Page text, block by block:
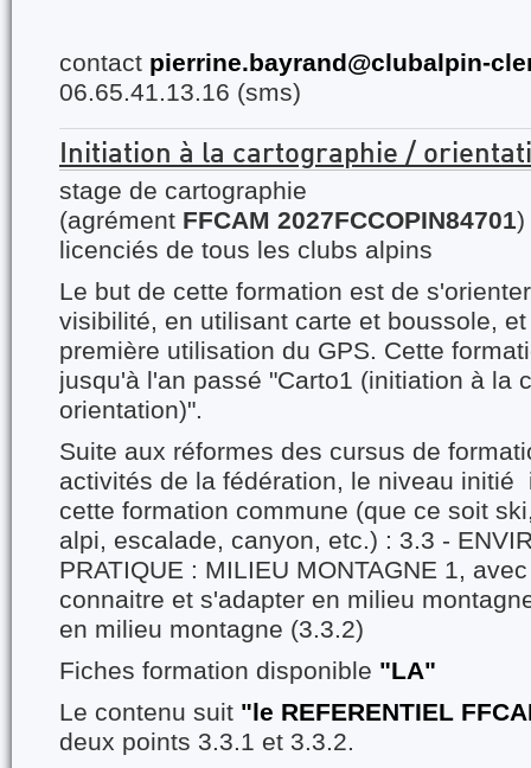
contact pierrine.bayrand@clubalpin-
06.65.41.13.16 (sms)
Initiation à la cartographie /
stage de cartographie
(agrément FFCAM 2027FCCOPIN84701)
licenciés de tous les clubs alpins
Le but de cette formation est de
visibilité, en utilisant carte et boussole,
première utilisation du GPS. Cette
jusqu'à l'an passé "Carto1 (initiation à la
orientation)".
Suite aux réformes des cursus de
activités de la fédération, le niveau initié
cette formation commune (que ce soit
alpi, escalade, canyon, etc.) : 3.3 -
PRATIQUE : MILIEU MONTAGNE 1,
connaitre et s'adapter en milieu
en milieu montagne (3.3.2)
Fiches formation disponible "LA"
Le contenu suit "le REFERENTIEL
deux points 3.3.1 et 3.3.2.